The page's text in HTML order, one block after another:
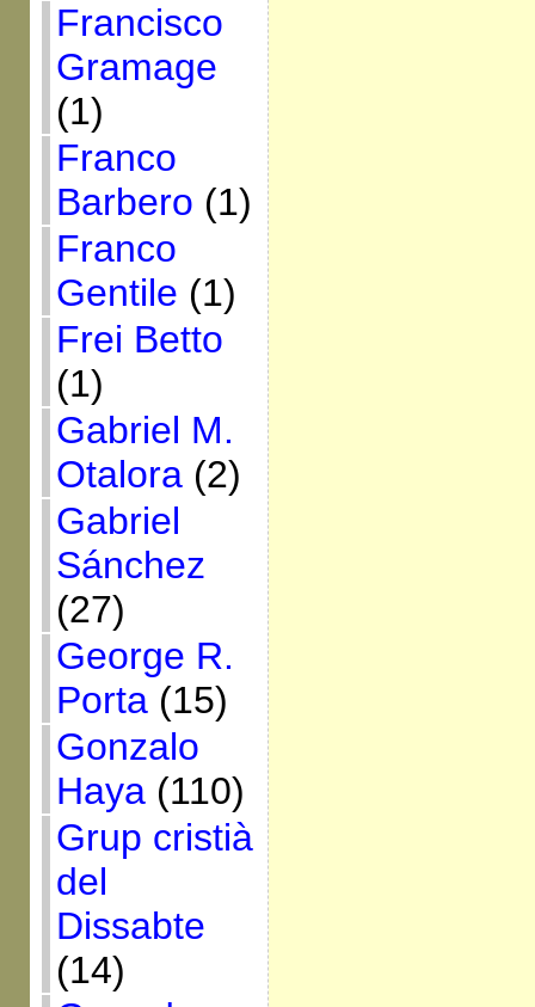
Francisco
Gramage
(1)
Franco
Barbero (1)
Franco
Gentile (1)
Frei Betto
(1)
Gabriel M.
Otalora(2)
Gabriel
Sánchez
(27)
George R.
Porta(15)
Gonzalo
Haya(110)
Grup cristià
del
Dissabte
(14)